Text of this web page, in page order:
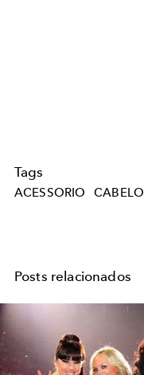
Tags
ACESSORIO CABELO
Posts relacionados